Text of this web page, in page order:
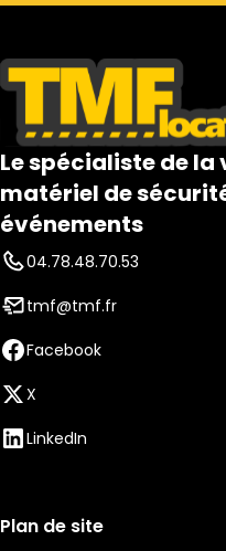
Le spécialiste de
matériel de
événements
04.78.48.70.53
tmf@tmf.fr
Facebook
X
LinkedIn
Plan de site